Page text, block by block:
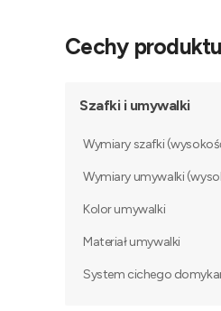
Cechy produktu
Szafki i umywalki
Wymiary szafki
Wymiary umywalki
Kolor umywalki
Materiał umywalki
System cichego